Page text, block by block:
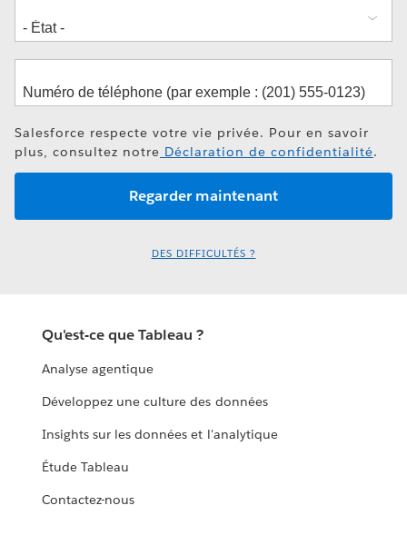
Salesforce respecte votre vie privée. Pour en savoir
plus, consultez notre Déclaration de confidentialité.
DES DIFFICULTÉS ?
Qu'est-ce que Tableau ?
Analyse agentique
Développez une culture des données
Insights sur les données et l'analytique
Étude Tableau
Contactez-nous